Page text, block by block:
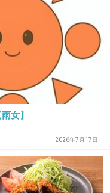
ストクラスのショ
の知ってます
は違う内容でと
女】
2026年7月17日